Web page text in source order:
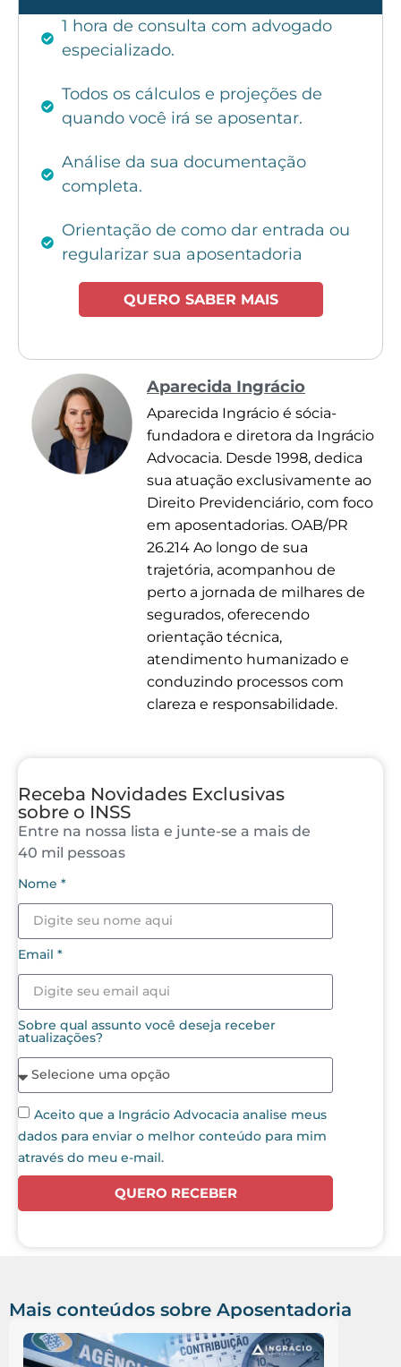
1 hora de consulta com advogado
especializado.
Todos os cálculos e projeções de
quando você irá se aposentar.
Análise da sua documentação
completa.
Orientação de como dar entrada ou
regularizar sua aposentadoria
QUERO SABER MAIS
Aparecida Ingrácio
Aparecida Ingrácio é sócia-
fundadora e diretora da Ingrácio
Advocacia. Desde 1998, dedica
sua atuação exclusivamente ao
Direito Previdenciário, com foco
em aposentadorias. OAB/PR
26.214 Ao longo de sua
trajetória, acompanhou de
perto a jornada de milhares de
segurados, oferecendo
orientação técnica,
atendimento humanizado e
conduzindo processos com
clareza e responsabilidade.
Receba Novidades Exclusivas
sobre o INSS
Entre na nossa lista e junte-se a mais de
40 mil pessoas
Nome *
Email *
Sobre qual assunto você deseja receber
atualizações?
Aceito que a Ingrácio Advocacia analise meus
dados para enviar o melhor conteúdo para mim
através do meu e-mail.
QUERO RECEBER
Mais conteúdos sobre Aposentadoria